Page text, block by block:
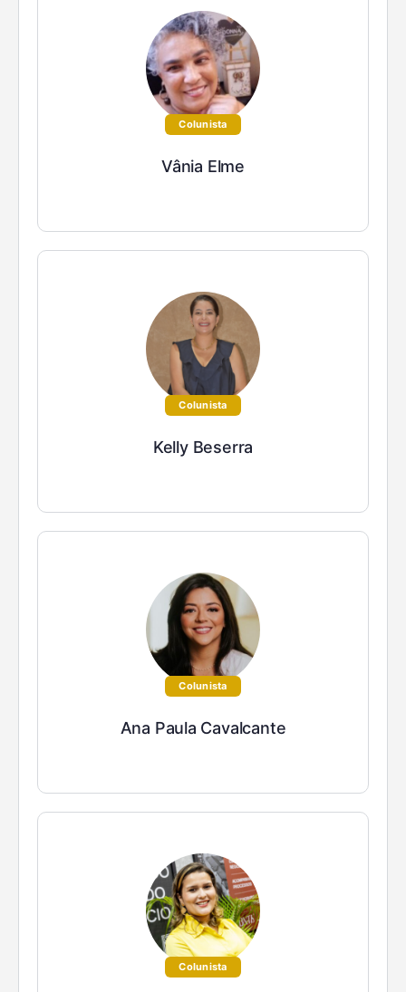
Colunista
Vânia Elme
Colunista
Kelly Beserra
Colunista
Ana Paula Cavalcante
Colunista